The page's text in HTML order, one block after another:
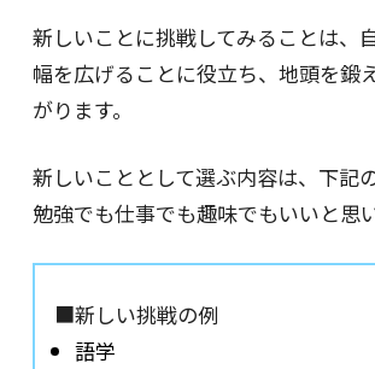
新しいことに挑戦してみることは、
幅を広げることに役立ち、地頭を鍛
がります。
新しいこととして選ぶ内容は、下記
勉強でも仕事でも趣味でもいいと思い
■新しい挑戦の例
語学